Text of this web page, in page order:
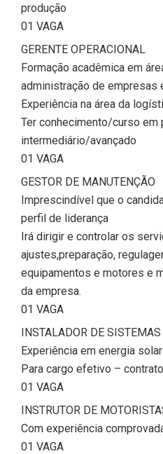
produção
01 VAGA
GERENTE OPERACIONAL
Formação acadêmica em
administração de empresas
Experiência na área da
Ter conhecimento/curso em
intermediário/avançado
01 VAGA
GESTOR DE MANUTENÇÃO
Imprescindível que o
perfil de liderança
Irá dirigir e controlar os
ajustes,preparação,
equipamentos e motores e
da empresa.
01 VAGA
INSTALADOR DE SISTEMAS
Experiência em energia solar
Para cargo efetivo –
01 VAGA
INSTRUTOR DE
Com experiência
01 VAGA